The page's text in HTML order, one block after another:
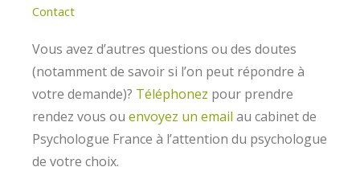
Contact
Vous avez d’autres questions ou des doutes
(notamment de savoir si l’on peut répondre à
votre demande)? Téléphonez pour prendre
rendez vous ou envoyez un email au cabinet de
Psychologue France à l’attention du psychologue
de votre choix.